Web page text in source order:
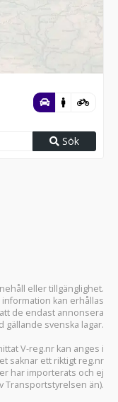
Sök
eller tillgänglighet.
kan erhållas
de endast annonsera
svenska lagar.
V-reg.nr kan anges i
saknar ett riktigt reg.nr
har importerats och ej
Transportstyrelsen än).